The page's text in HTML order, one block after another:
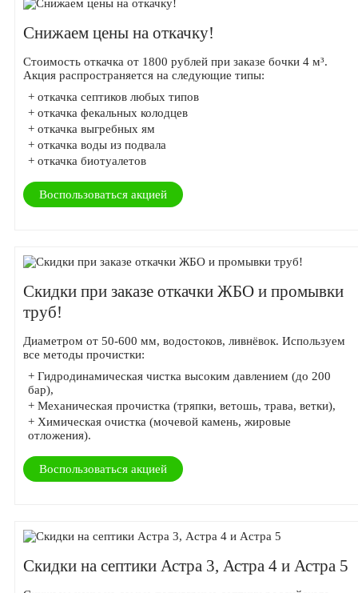
Снижаем цены на откачку!
Стоимость откачка от 1800 рублей при заказе бочки 4 м³.
Акция распространяется на следующие типы:
+ откачка септиков любых типов
+ откачка фекальных колодцев
+ откачка выгребных ям
+ откачка воды из подвала
+ откачка биотуалетов
Воспользоваться акцией
Скидки при заказе откачки ЖБО и промывки
труб!
Диаметром от 50-600 мм, водостоков, ливнёвок. Используем
все методы прочистки:
+ Гидродинамическая чистка высоким давлением (до 200
бар),
+ Механическая прочистка (тряпки, ветошь, трава, ветки),
+ Химическая очистка (мочевой камень, жировые
отложения).
Воспользоваться акцией
Скидки на септики Астра 3, Астра 4 и Астра 5